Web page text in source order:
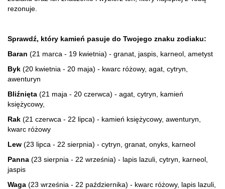
rezonuje.
Sprawdź, który kamień pasuje do Twojego znaku zodiaku:
Baran (21 marca - 19 kwietnia) - granat, jaspis, karneol, ametyst
Byk (20 kwietnia - 20 maja) - kwarc różowy, agat, cytryn,
awenturyn
Bliźnięta (21 maja - 20 czerwca) - agat, cytryn, kamień
księżycowy,
Rak (21 czerwca - 22 lipca) - kamień księżycowy, awenturyn,
kwarc różowy
Lew (23 lipca - 22 sierpnia) - cytryn, granat, onyks, karneol
Panna (23 sierpnia - 22 września) - lapis lazuli, cytryn, karneol,
jaspis
Waga (23 września - 22 października) - kwarc różowy, lapis lazuli,